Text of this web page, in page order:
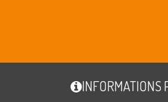
INFORMATIONS